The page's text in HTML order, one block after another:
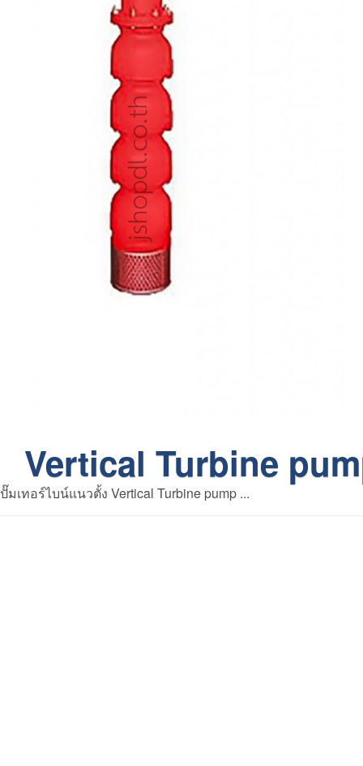
Vertical Turbine
ปั๊มเทอร์ไบน์แนวตั้ง Vertical Turbine pump ...